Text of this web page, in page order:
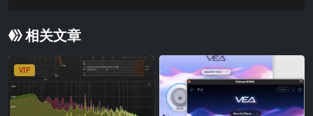
相关文章
VIP